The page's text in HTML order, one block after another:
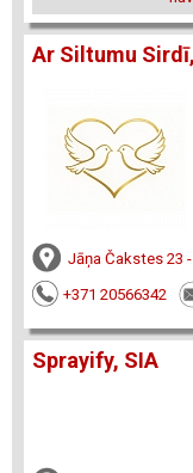
Ar Siltumu
Jāņa Čakstes 23
+371 20566342
Sprayify, SIA